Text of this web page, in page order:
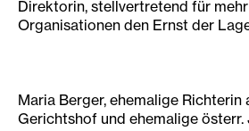
Direktorin, stellvertretend für
Organisationen den Ernst der
Maria Berger, ehemalige Richterin
Gerichtshof und ehemalige